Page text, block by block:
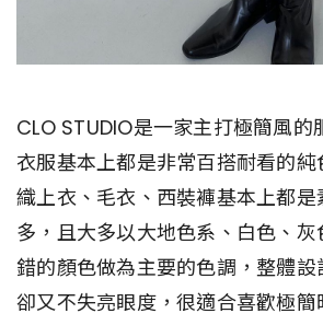
CLO STUDIO是一家主打極簡風的
衣服基本上都是非常百搭耐看的
織上衣、毛衣、西裝褲基本上都是
多，且大多以大地色系、白色、
錯的顏色做為主要的色調，整體設
卻又不失亮眼度，很適合喜歡極簡